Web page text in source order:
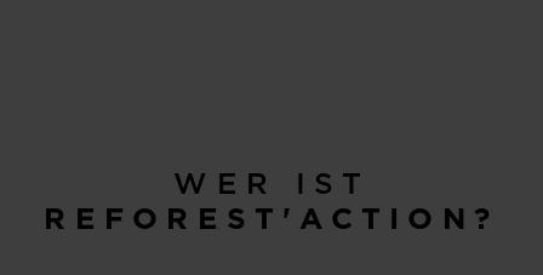
WER IST
REFOREST'ACTION?